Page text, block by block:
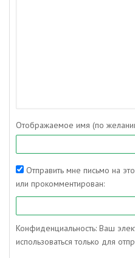
Отображаемое имя (по
Отправить мне письмо на
или прокомментирован:
Конфиденциальность: Ваш
использоваться только для